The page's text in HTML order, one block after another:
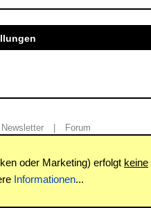
oder Marketing) erfolgt keine
Informationen...
Newsletter Forum